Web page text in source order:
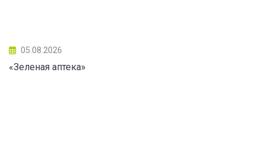
05.08.2026
«Зеленая аптека»